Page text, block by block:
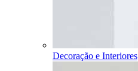
Decoração e Interiores